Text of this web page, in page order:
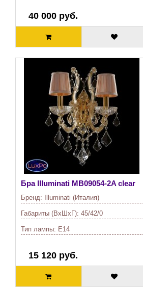
40 000 руб.
Бра Illuminati MB09054-2A clear
Бренд: Illuminati (Италия)
Габариты (ВхШхГ): 45/42/0
Тип лампы: E14
15 120 руб.